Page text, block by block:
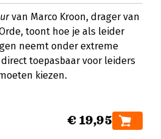
van Marco Kroon, drager van
toont hoe je als leider
neemt onder extreme
toepasbaar voor leiders
kiezen.
€ 19,95